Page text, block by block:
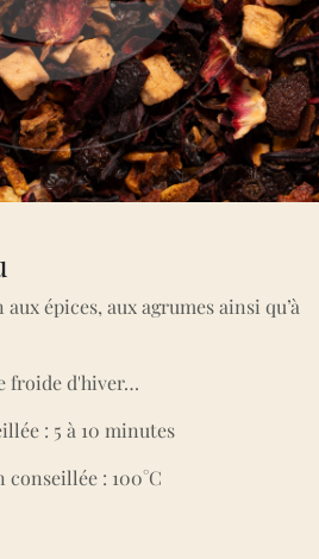
épices, aux agrumes ainsi qu’à
froide d'hiver…
: 5 à 10 minutes
: 100°C